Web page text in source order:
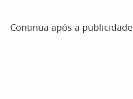
Continua após a publicidade